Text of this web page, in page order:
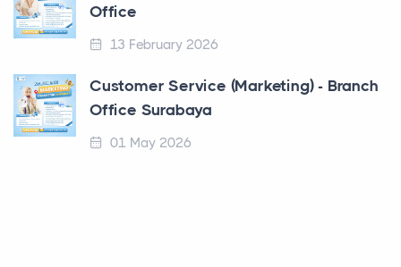
Office
13 February 2026
Customer Service (Marketing) - Branch
Office Surabaya
01 May 2026